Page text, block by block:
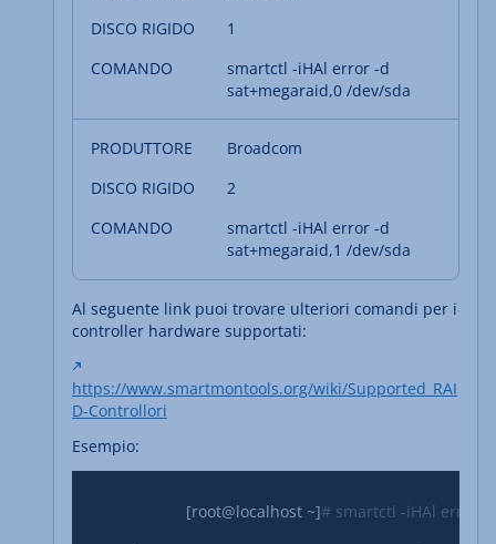
1
smartctl -iHAl error -d
sat+megaraid,0 /dev/sda
Broadcom
2
smartctl -iHAl error -d
sat+megaraid,1 /dev/sda
Al seguente link puoi trovare ulteriori comandi per i
controller hardware supportati:
https://www.smartmontools.org/wiki/Supported_RAI
D-Controllori
Esempio:
			[root@localhost ~]
# smartctl -iHAl error /